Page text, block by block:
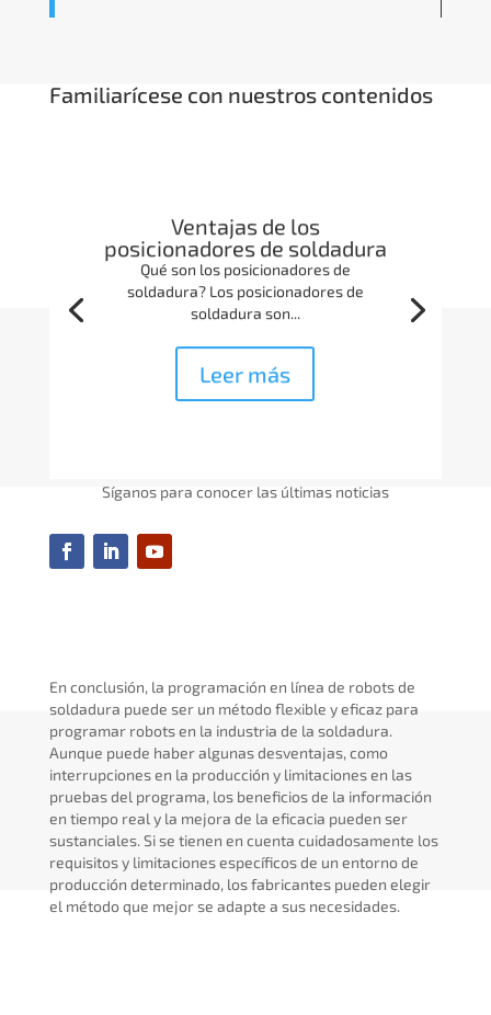
Familiarícese con nuestros contenidos
Ventajas de los
posicionadores de soldadura
Qué son los posicionadores de
soldadura? Los posicionadores de
soldadura son...
Leer más
Síganos para conocer las últimas noticias
En conclusión, la programación en línea de robots de
soldadura puede ser un método flexible y eficaz para
programar robots en la industria de la soldadura.
Aunque puede haber algunas desventajas, como
interrupciones en la producción y limitaciones en las
pruebas del programa, los beneficios de la información
en tiempo real y la mejora de la eficacia pueden ser
sustanciales. Si se tienen en cuenta cuidadosamente los
requisitos y limitaciones específicos de un entorno de
producción determinado, los fabricantes pueden elegir
el método que mejor se adapte a sus necesidades.